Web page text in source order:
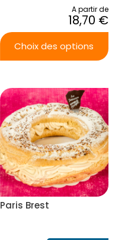
A partir de
18,70 €
Choix des options
a
plusieurs
variations.
Les
options
peuvent
être
choisies
sur
la
Paris Brest